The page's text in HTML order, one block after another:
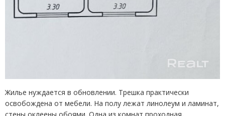
Жилье нуждается в обновлении. Трешка практически
освобождена от мебели. На полу лежат линолеум и ламинат,